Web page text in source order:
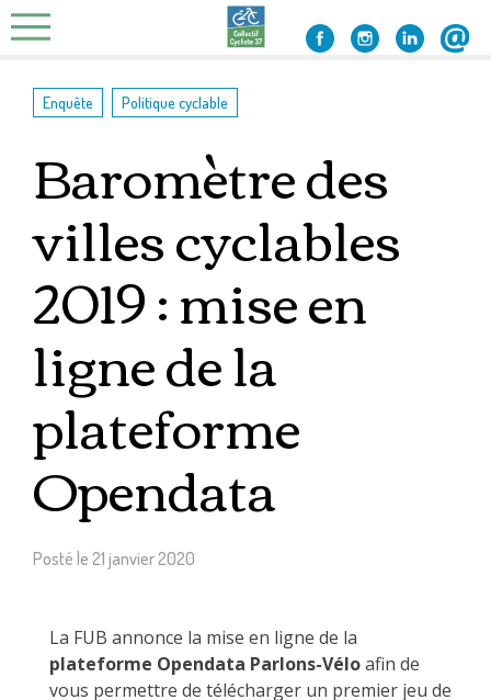
Skip
to
Enquête Politique cyclable
Baromètre des
villes cyclables
2019 : mise en
ligne de la
plateforme
Opendata
Posté le 21 janvier 2020
La FUB annonce la mise en ligne de la
plateforme Opendata Parlons-Véloafin de
vous permettre de télécharger un premier jeu de